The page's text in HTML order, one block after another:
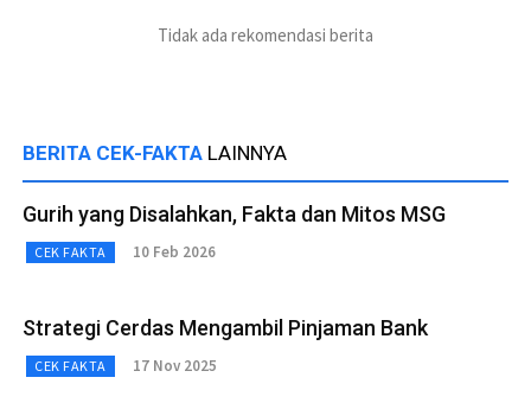
Tidak ada rekomendasi berita
BERITA CEK-FAKTA LAINNYA
Gurih yang Disalahkan, Fakta dan Mitos MSG
CEK FAKTA 10 Feb 2026
Strategi Cerdas Mengambil Pinjaman Bank
CEK FAKTA 17 Nov 2025